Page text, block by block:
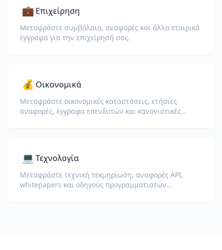
💼 Επιχείρηση
Μεταφράστε συμβόλαια, αναφορές και άλλα εταιρικά
έγγραφα για την επιχείρησή σας.
💰 Οικονομικά
Μεταφράστε οικονομικές καταστάσεις, ετήσιες
αναφορές, έγγραφα επενδυτών και κανονιστικές
💻 Τεχνολογία
Μεταφράστε τεχνική τεκμηρίωση, αναφορές API,
whitepapers και οδηγούς προγραμματιστών